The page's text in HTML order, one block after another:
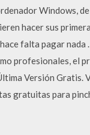
Windows,
hacer sus
falta pagar
profesionales, el
Versión Gratis.
gratuitas para